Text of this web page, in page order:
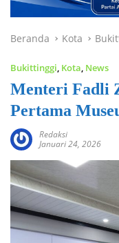
Beranda Kota
Bukittinggi Kota News
Menteri Fadli
Pertama
Redaksi
Januari 24, 2026